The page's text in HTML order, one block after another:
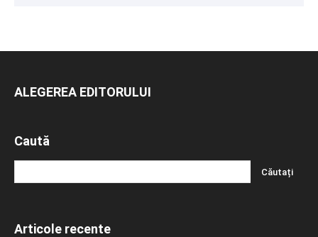
ALEGEREA EDITORULUI
Caută
Articole recente